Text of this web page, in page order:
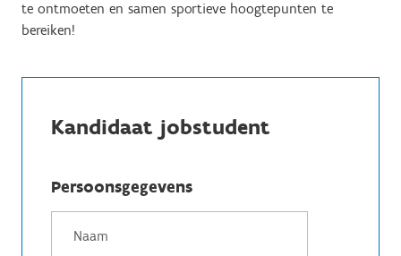
te ontmoeten en samen sportieve hoogtepunten te
bereiken!
Kandidaat jobstudent
Persoonsgegevens